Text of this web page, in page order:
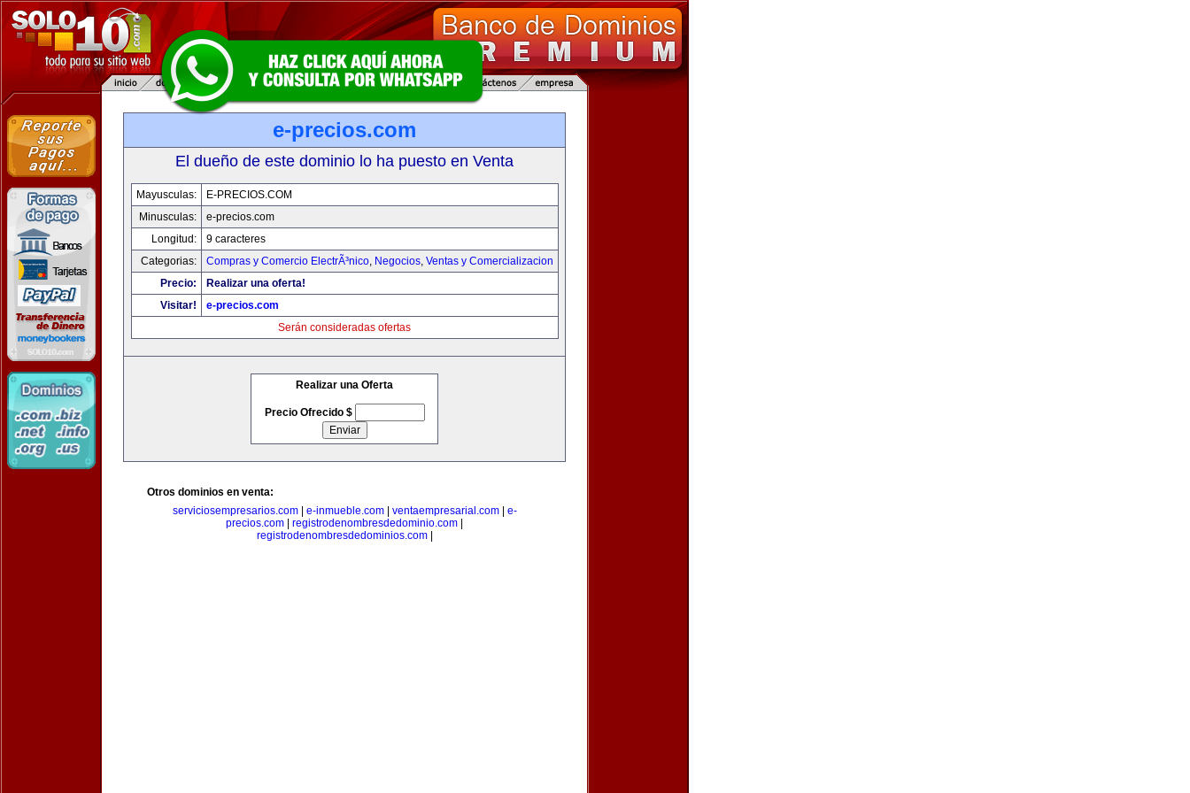
e-precios.com
El dueño de este dominio lo ha puesto en Venta
Mayusculas:
E-PRECIOS.COM
Minusculas:
e-precios.com
Longitud:
9 caracteres
Categorias:
Compras y Comercio ElectrÃ³nico, Negocios, Ventas y Comercializacion
Precio:
Realizar una oferta!
Visitar!
e-precios.com
Serán consideradas ofertas
Realizar una Oferta
Precio Ofrecido $
Otros dominios en venta:
serviciosempresarios.com| e-inmueble.com| ventaempresarial.com| e-
precios.com
registrodenombresdedominio.com
registrodenombresdedominios.com|